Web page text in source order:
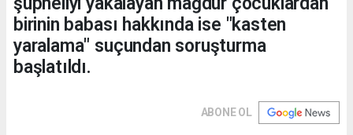
birinin babası hakkında ise "kasten
yaralama" suçundan soruşturma
başlatıldı.
ABONE OL